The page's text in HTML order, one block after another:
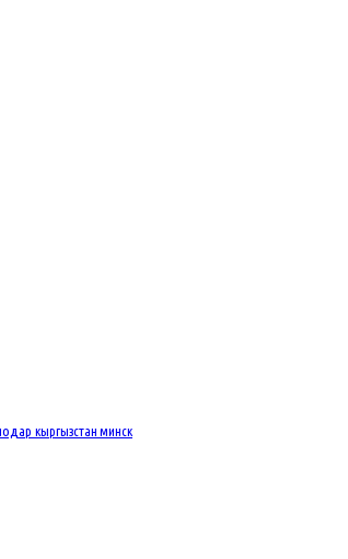
кыргызстан минск